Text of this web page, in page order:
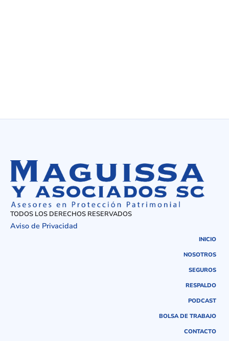
TODOS LOS DERECHOS RESERVADOS
Aviso de Privacidad
INICIO
NOSOTROS
SEGUROS
RESPALDO
PODCAST
BOLSA DE TRABAJO
CONTACTO